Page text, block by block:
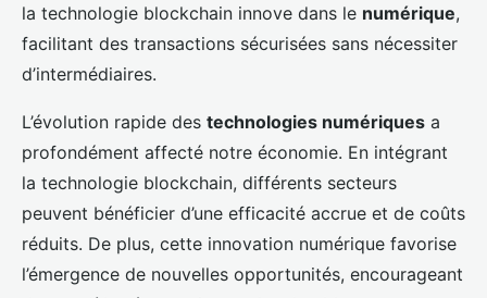
la technologie blockchain innove dans le numérique,
facilitant des transactions sécurisées sans nécessiter
d’intermédiaires.
L’évolution rapide des technologies numériques a
profondément affecté notre économie. En intégrant
la technologie blockchain, différents secteurs
peuvent bénéficier d’une efficacité accrue et de coûts
réduits. De plus, cette innovation numérique favorise
l’émergence de nouvelles opportunités, encourageant